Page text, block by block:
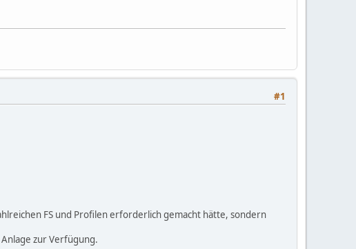
#1
FS und Profilen erforderlich gemacht hätte, sondern
zur Verfügung.